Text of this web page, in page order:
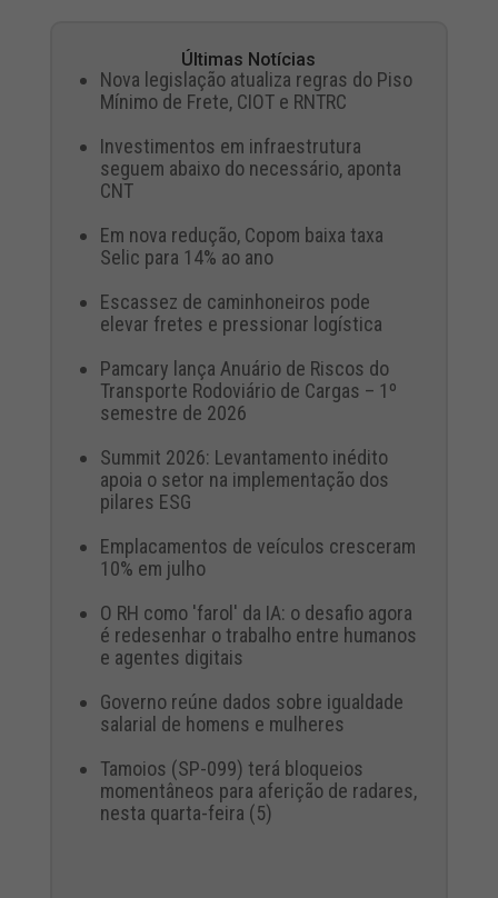
Últimas Notícias
Nova legislação atualiza regras do Piso
Mínimo de Frete, CIOT e RNTRC
Investimentos em infraestrutura
seguem abaixo do necessário, aponta
CNT
Em nova redução, Copom baixa taxa
Selic para 14% ao ano
Escassez de caminhoneiros pode
elevar fretes e pressionar logística
Pamcary lança Anuário de Riscos do
Transporte Rodoviário de Cargas – 1º
semestre de 2026
Summit 2026: Levantamento inédito
apoia o setor na implementação dos
pilares ESG
Emplacamentos de veículos cresceram
10% em julho
O RH como 'farol' da IA: o desafio agora
é redesenhar o trabalho entre humanos
e agentes digitais
Governo reúne dados sobre igualdade
salarial de homens e mulheres
Tamoios (SP-099) terá bloqueios
momentâneos para aferição de radares,
nesta quarta-feira (5)